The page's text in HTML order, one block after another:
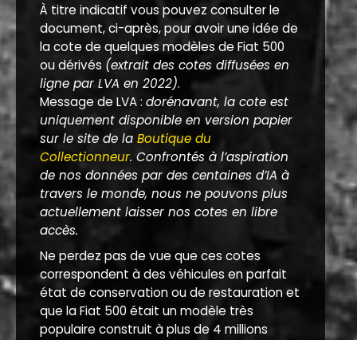
À titre indicatif vous pouvez consulter le
document, ci-après, pour avoir une idée de
la cote de quelques modèles de Fiat 500
ou dérivés (extrait des cotes diffusées en
ligne par LVA en 2022).
Message de LVA : dorénavant, la cote est
uniquement disponible en version papier
sur le site de la Boutique du
Collectionneur. Confrontés à l’aspiration
de nos données par des centaines d’IA à
travers le monde, nous ne pouvons plus
actuellement laisser nos cotes en libre
accès.
Ne perdez pas de vue que ces cotes
correspondent à des véhicules en parfait
état de conservation ou de restauration et
que la Fiat 500 était un modèle très
populaire construit à plus de 4 millions